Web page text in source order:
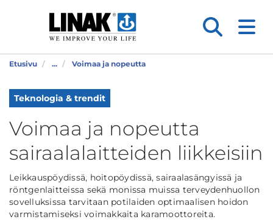
Etusivu ... Voimaa ja nopeutta
Teknologia & trendit
Voimaa ja nopeutta
sairaalalaitteiden liikkeisiin
Leikkauspöydissä, hoitopöydissä, sairaalasängyissä ja
röntgenlaitteissa sekä monissa muissa terveydenhuollon
sovelluksissa tarvitaan potilaiden optimaalisen hoidon
varmistamiseksi voimakkaita karamoottoreita.